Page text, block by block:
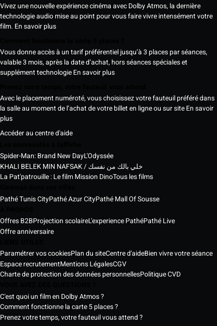
Vivez une nouvelle expérience cinéma avec Dolby Atmos, la dernière
technologie audio mise au point pour vous faire vivre intensément votre
film. En savoir plus
Vous donne accès à un tarif préférentiel jusqu’à 3 places par séances,
valable 3 mois, après la date d’achat, hors séances spéciales et
supplément technologieEn savoir plus
Avec le placement numéroté, vous choisissez votre fauteuil préféré dans
la salle au moment de l’achat de votre billet en ligne ou sur siteEn savoir
plus
Accéder au centre d'aide
Spider-Man: Brand New DayL'Odyssée
KHALI BELEK MIN NAFSAK / خلي بالك من نفسك
La Pat'patrouille : Le film Mission DinoTous les films
Pathé Tunis CityPathé Azur CityPathé Mall Of Sousse
Offres B2BProjection scolaireL'experience PathéPathé Live
Offre anniversaire
Paramétrer vos cookiesPlan du siteCentre d'aideBien vivre votre séance
Espace recrutementMentions LégalesCGV
Charte de protection des données personnellesPolitique CVD
C'est quoi un film en Dolby Atmos ?
Comment fonctionne la carte 5 places ?
Prenez votre temps, votre fauteuil vous attend ?